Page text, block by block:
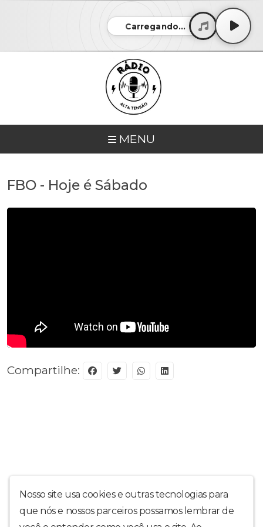
Carregando...
MENU
FBO - Hoje é Sábado
Compartilhe:
Nosso site usa cookies e outras tecnologias para
que nós e nossos parceiros possamos lembrar de